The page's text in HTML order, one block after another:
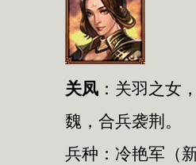
关凤 ：关羽之女
魏，合兵袭荆。
兵种：冷艳军（